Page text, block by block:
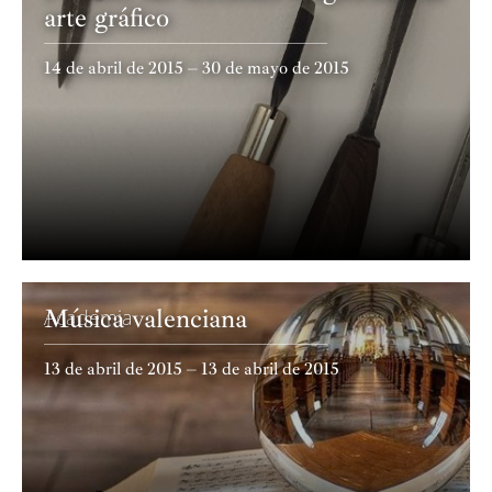
arte gráfico
14 de abril de 2015 – 30 de mayo de 2015
Academia
Música valenciana
13 de abril de 2015 – 13 de abril de 2015